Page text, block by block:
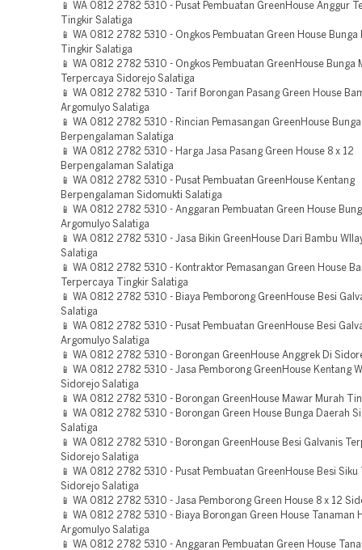
📱 WA 0812 2782 5310 - Pusat Pembuatan GreenHouse Anggur
Tingkir Salatiga
📱 WA 0812 2782 5310 - Ongkos Pembuatan Green House Bunga
Tingkir Salatiga
📱 WA 0812 2782 5310 - Ongkos Pembuatan GreenHouse Bunga
Terpercaya Sidorejo Salatiga
📱 WA 0812 2782 5310 - Tarif Borongan Pasang Green House
Argomulyo Salatiga
📱 WA 0812 2782 5310 - Rincian Pemasangan GreenHouse
Berpengalaman Salatiga
📱 WA 0812 2782 5310 - Harga Jasa Pasang Green House 8 x 12
Berpengalaman Salatiga
📱 WA 0812 2782 5310 - Pusat Pembuatan GreenHouse Kentang
Berpengalaman Sidomukti Salatiga
📱 WA 0812 2782 5310 - Anggaran Pembuatan Green House
Argomulyo Salatiga
📱 WA 0812 2782 5310 - Jasa Bikin GreenHouse Dari Bambu
Salatiga
📱 WA 0812 2782 5310 - Kontraktor Pemasangan Green House
Terpercaya Tingkir Salatiga
📱 WA 0812 2782 5310 - Biaya Pemborong GreenHouse Besi
Salatiga
📱 WA 0812 2782 5310 - Pusat Pembuatan GreenHouse Besi
Argomulyo Salatiga
📱 WA 0812 2782 5310 - Borongan GreenHouse Anggrek Di
📱 WA 0812 2782 5310 - Jasa Pemborong GreenHouse Kentang
Sidorejo Salatiga
📱 WA 0812 2782 5310 - Borongan GreenHouse Mawar Murah
📱 WA 0812 2782 5310 - Borongan Green House Bunga Daerah
Salatiga
📱 WA 0812 2782 5310 - Borongan GreenHouse Besi Galvanis
Sidorejo Salatiga
📱 WA 0812 2782 5310 - Pusat Pembuatan GreenHouse Besi
Sidorejo Salatiga
📱 WA 0812 2782 5310 - Jasa Pemborong Green House 8 x 12
📱 WA 0812 2782 5310 - Biaya Borongan Green House Tanaman
Argomulyo Salatiga
📱 WA 0812 2782 5310 - Anggaran Pembuatan Green House